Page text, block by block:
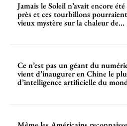
Jamais le Soleil n’avait encore
près et ces tourbillons
vieux mystère sur la chaleur de...
Ce n’est pas un géant du
vient d’inaugurer en Chine le
d’intelligence artificielle du